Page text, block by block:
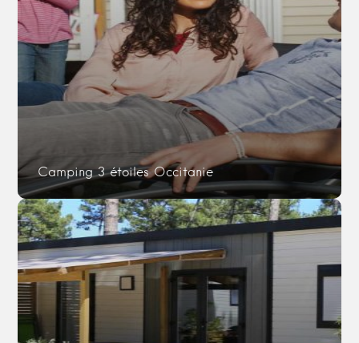
Camping 3 étoiles Occitanie